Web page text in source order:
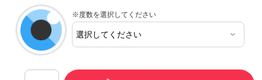
※度数を選択してください